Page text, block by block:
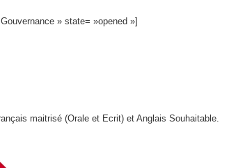
» state= »opened »]
maitrisé (Orale et Ecrit) et Anglais Souhaitable.